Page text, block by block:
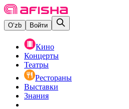
O‘zb Войти
Кино
Концерты
Театры
Рестораны
Выставки
Знания